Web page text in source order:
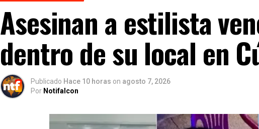
Asesinan a estilista
dentro de su local en
Publicado Hace 10 horas on agosto 7, 2026
Por Notifalcon